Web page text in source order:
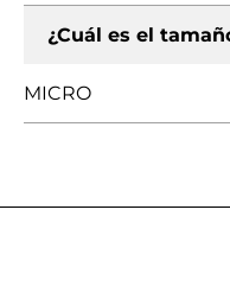
¿Cuál es el
MICRO